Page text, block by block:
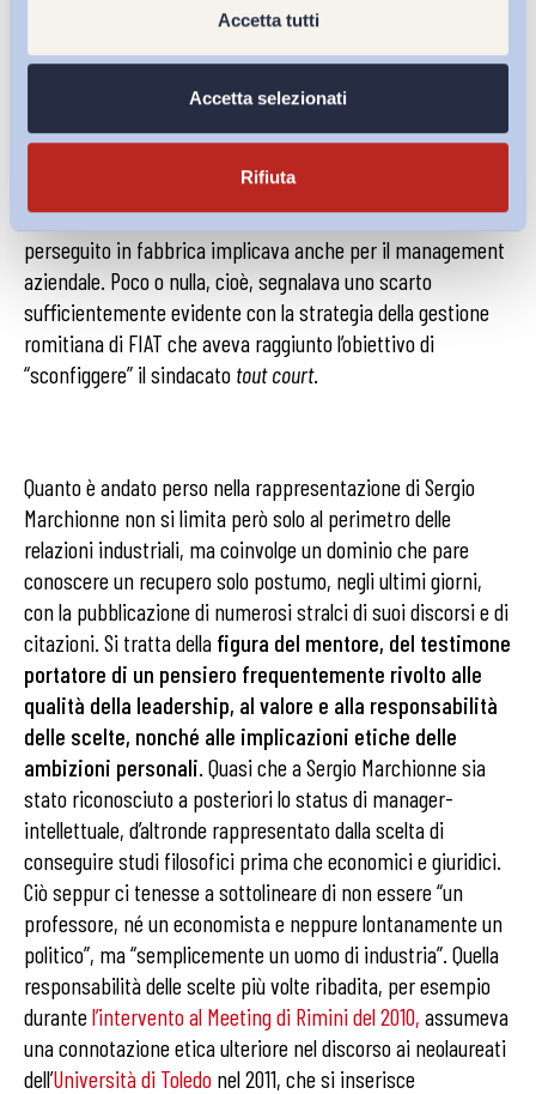
Accetta tutti
Accetta selezionati
Rifiuta
maggioranza della stampa italiana
riuscito oltreoceano, proprio grazie alla rottura di alcune
convenzionalità delle relazioni pubbliche, come
testimoniato da Brent Snavely
commentatore per la
visibile, o reso visibile, di Marchionne contribuiva
a dare risalto al rinnovamento culturale che il cambiamento
perseguito in fabbrica implicava anche per il management
aziendale. Poco o nulla, cioè, segnalava uno scarto
sufficientemente evidente con la strategia della gestione
romitiana di FIAT che aveva raggiunto l’obiettivo di
“sconfiggere” il sindacato tout court.
Quanto è andato perso nella rappresentazione di Sergio
Marchionne non si limita però solo al perimetro delle
relazioni industriali, ma coinvolge un dominio che pare
conoscere un recupero solo postumo, negli ultimi giorni,
con la pubblicazione di numerosi stralci di suoi discorsi e di
citazioni. Si tratta della figura del mentore, del testimone
portatore di un pensiero frequentemente rivolto alle
qualità della leadership, al valore e alla responsabilità
delle scelte, nonché alle implicazioni etiche delle
ambizioni personali. Quasi che a Sergio Marchionne sia
stato riconosciuto a posteriori lo status di manager-
intellettuale, d’altronde rappresentato dalla scelta di
conseguire studi filosofici prima che economici e giuridici.
Ciò seppur ci tenesse a sottolineare di non essere “un
professore, né un economista e neppure lontanamente un
politico”, ma “semplicemente un uomo di industria”. Quella
responsabilità delle scelte più volte ribadita, per esempio
durantel’intervento al Meeting di Rimini del 2010, assumeva
una connotazione etica ulteriore nel discorso ai neolaureati
dell’Università di Toledo nel 2011, che si inserisce